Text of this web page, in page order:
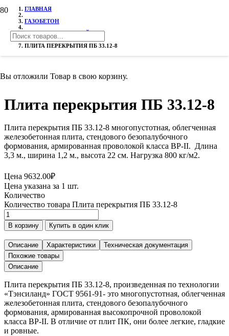
Вы отложили Товар в свою корзину.
ГЛАВНАЯ
ГАЗОБЕТОН
ПЛИТЫ ПЕРЕКРЫТИЙ ПБ
ПЛИТА ПЕРЕКРЫТИЯ ПБ 33.12-8
Плита перекрытия ПБ 33.12-8
Плита перекрытия ПБ 33.12-8 многопустотная, облегченная
железобетонная плита, стендового безопалубочного
формования, армированная проволокой класса ВР-II. Длина
3,3 м., ширина 1,2 м., высота 22 см. Нагрузка 800 кг/м2.
Цена 9632.00₽
Цена указана за 1 шт.
Количество
Количество товара Плита перекрытия ПБ 33.12-8
В корзину Купить в один клик
Описание Характеристики
Техническая документация
Похожие товары
Описание
Плита перекрытия ПБ 33.12-8, произведенная по технологии
«Тэнсиланд» ГОСТ 9561-91- это многопустотная, облегченная
железобетонная плита, стендового безопалубочного
формования, армированная высокопрочной проволокой
класса ВР-II. В отличие от плит ПК, они более легкие, гладкие
и ровные.